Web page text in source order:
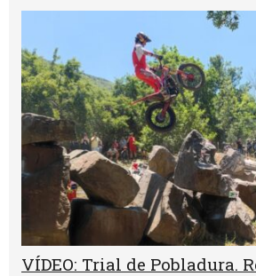
VÍDEO: Trial de Pobladura.